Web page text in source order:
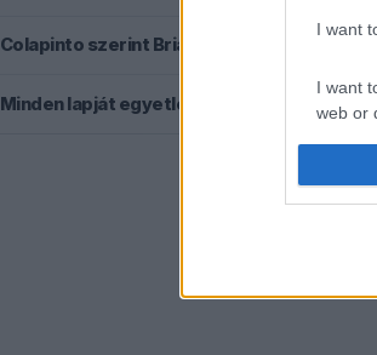
I want
I want
web or
I want
or app.
I want
I want
Colapinto szerint Briatore keménysége
Minden lapját egyetlen pilótára teheti fel a